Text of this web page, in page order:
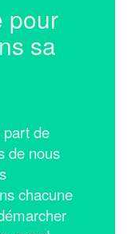
pour
sa
part de
de nous
chacune